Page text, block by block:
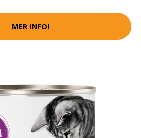
MER INFO!